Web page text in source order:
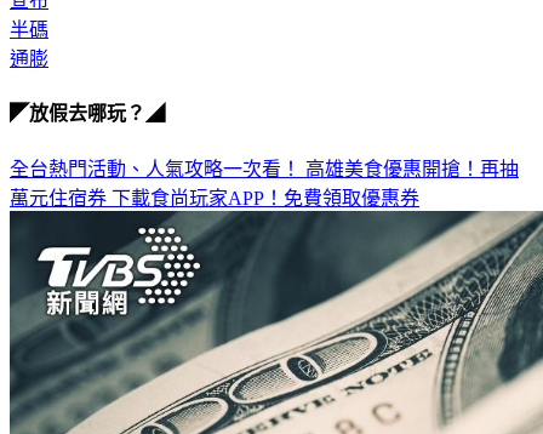
半碼
通膨
◤放假去哪玩？◢
全台熱門活動、人氣攻略一次看！ 高雄美食優惠開搶！再抽
萬元住宿券 下載食尚玩家APP！免費領取優惠券